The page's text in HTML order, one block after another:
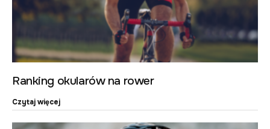
Ranking okularów na rower
Czytaj więcej